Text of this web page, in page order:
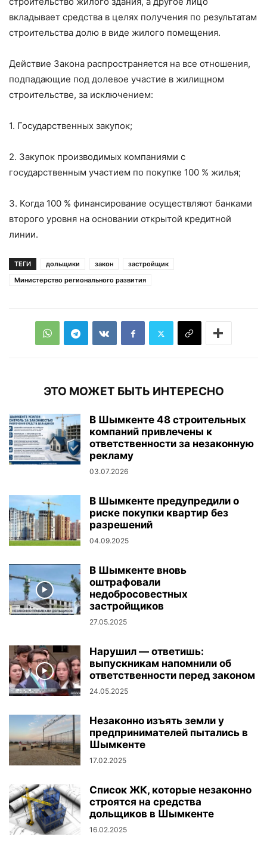
вкладывает средства в целях получения по результатам
строительства долю в виде жилого помещения.
Действие Закона распространяется на все отношения,
подпадающие под долевое участие в жилищном
строительстве, за исключением:
1. Государственных закупок;
2. Закупок производимых компаниями с
государственным участием по покупке 100 % жилья;
3. Когда 100 % финансирование осуществляют банками
второго уровня на основании открытой кредитной
линии.
ТЕГИ дольщики закон
застройщик
Министерство регионального развития
ЭТО МОЖЕТ БЫТЬ ИНТЕРЕСНО
В Шымкенте 48 строительных
компаний привлечены к
ответственности за незаконную
рекламу
03.07.2026
В Шымкенте предупредили о
риске покупки квартир без
разрешений
04.09.2025
В Шымкенте вновь
оштрафовали
недобросовестных
застройщиков
27.05.2025
Нарушил — ответишь:
выпускникам напомнили об
ответственности перед законом
24.05.2025
Незаконно изъять земли у
предпринимателей пытались в
Шымкенте
17.02.2025
Cписок ЖК, которые незаконно
строятся на средства
дольщиков в Шымкенте
16.02.2025